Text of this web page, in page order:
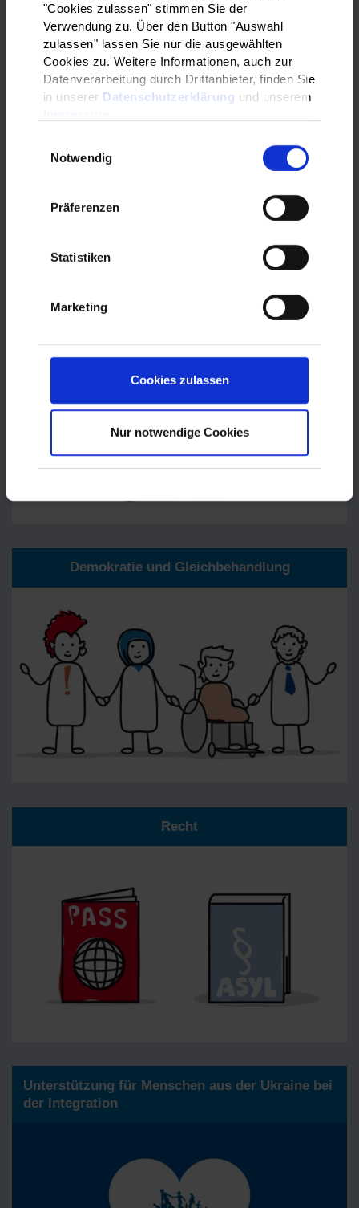
"Cookies zulassen" stimmen Sie der
Verwendung zu. Über den Button "Auswahl
zulassen" lassen Sie nur die ausgewählten
Cookies zu. Weitere Informationen, auch zur
Datenverarbeitung durch Drittanbieter, finden Sie
in unserer Datenschutzerklärung und unserem
Notwendig
Präferenzen
Statistiken
Marketing
Cookies zulassen
Nur notwendige Cookies
Dolmetscher / Übersetzungen
Demokratie und Gleichbehandlung
Recht
Unterstützung für Menschen aus der Ukraine bei
der Integration